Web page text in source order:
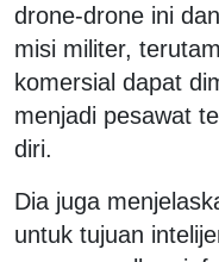
drone-drone ini
misi militer,
komersial dapat
menjadi pesawat
diri.
Dia juga
untuk tujuan